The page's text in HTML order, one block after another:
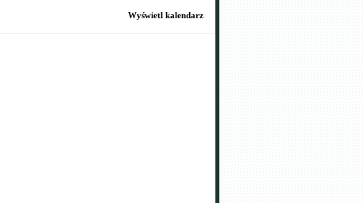
Wyświetl kalendarz